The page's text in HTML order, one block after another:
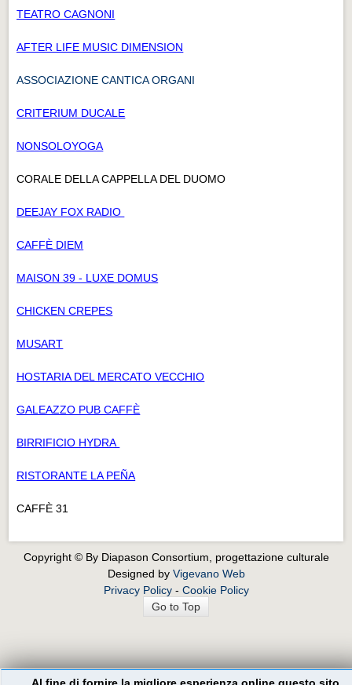
TEATRO CAGNONI
AFTER LIFE MUSIC DIMENSION
ASSOCIAZIONE CANTICA ORGANI
CRITERIUM DUCALE
NONSOLOYOGA
CORALE DELLA CAPPELLA DEL DUOMO
DEEJAY FOX RADIO
CAFFÈ DIEM
MAISON 39 - LUXE DOMUS
CHICKEN CREPES
MUSART
HOSTARIA DEL MERCATO VECCHIO
GALEAZZO PUB CAFFÈ
BIRRIFICIO HYDRA
RISTORANTE LA PEÑA
CAFFÈ 31
Copyright © By Diapason Consortium, progettazione culturale
Designed by Vigevano Web
Privacy Policy- Cookie Policy
Go to Top